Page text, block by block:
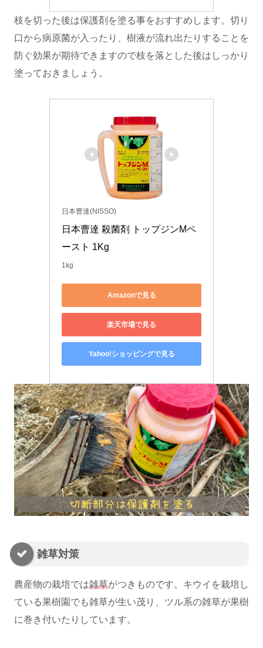
枝を切った後は保護剤を塗る事をおすすめします。切り
口から病原菌が入ったり、樹液が流れ出たりすることを
防ぐ効果が期待できますので枝を落とした後はしっかり
塗っておきましょう。
日本曹達(NISSO)
日本曹達 殺菌剤 トップジンMペ
ースト 1Kg
1kg
Amazonで見る
楽天市場で見る
Yahoo!ショッピングで見る
雑草対策
農産物の栽培では雑草がつきものです。キウイを栽培し
ている果樹園でも雑草が生い茂り、ツル系の雑草が果樹
に巻き付いたりしています。